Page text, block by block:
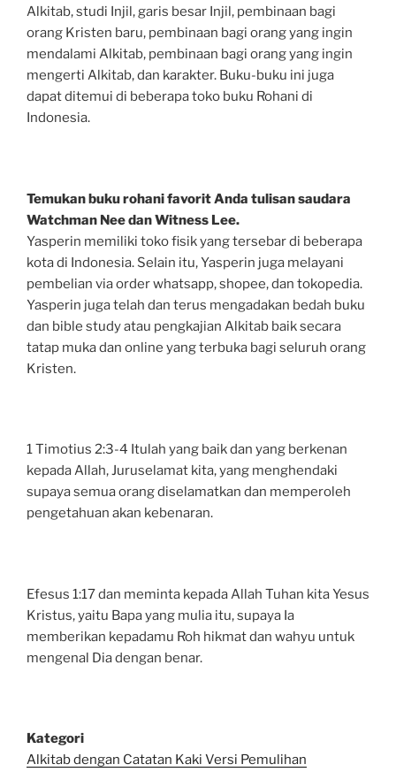
Alkitab, studi Injil, garis besar Injil, pembinaan bagi
orang Kristen baru, pembinaan bagi orang yang ingin
mendalami Alkitab, pembinaan bagi orang yang ingin
mengerti Alkitab, dan karakter. Buku-buku ini juga
dapat ditemui di beberapa toko buku Rohani di
Indonesia.
Temukan buku rohani favorit Anda tulisan saudara
Watchman Nee dan Witness Lee.
Yasperin memiliki toko fisik yang tersebar di beberapa
kota di Indonesia. Selain itu, Yasperin juga melayani
pembelian via order whatsapp, shopee, dan tokopedia.
Yasperin juga telah dan terus mengadakan bedah buku
dan bible study atau pengkajian Alkitab baik secara
tatap muka dan online yang terbuka bagi seluruh orang
Kristen.
1 Timotius 2:3-4 Itulah yang baik dan yang berkenan
kepada Allah, Juruselamat kita, yang menghendaki
supaya semua orang diselamatkan dan memperoleh
pengetahuan akan kebenaran.
Efesus 1:17 dan meminta kepada Allah Tuhan kita Yesus
Kristus, yaitu Bapa yang mulia itu, supaya Ia
memberikan kepadamu Roh hikmat dan wahyu untuk
mengenal Dia dengan benar.
Kategori
Alkitab dengan Catatan Kaki Versi Pemulihan